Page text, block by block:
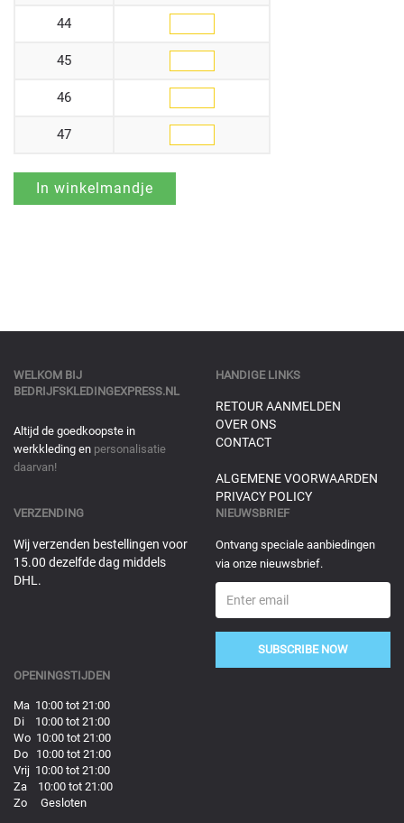
44
45
46
47
WELKOM BIJ
BEDRIJFSKLEDINGEXPRESS.NL
Altijd de goedkoopste in
werkkleding en personalisatie
daarvan!
HANDIGE LINKS
RETOUR AANMELDEN
OVER ONS
CONTACT
ALGEMENE VOORWAARDEN
PRIVACY POLICY
VERZENDING
Wij verzenden bestellingen voor
15.00 dezelfde dag middels
DHL.
NIEUWSBRIEF
Ontvang speciale aanbiedingen
via onze nieuwsbrief.
SUBSCRIBE NOW
OPENINGSTIJDEN
Ma 10:00 tot 21:00
Di 10:00 tot 21:00
Wo 10:00 tot 21:00
Do 10:00 tot 21:00
Vrij 10:00 tot 21:00
Za 10:00 tot 21:00
Zo Gesloten